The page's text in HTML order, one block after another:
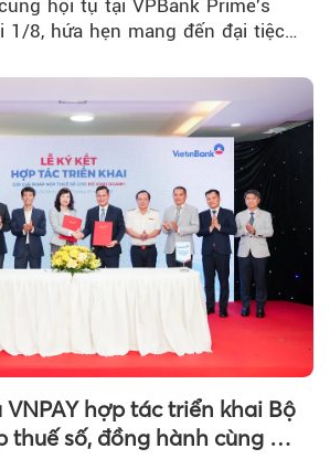
hội tụ tại VPBank Prime's
1/8, hứa hẹn mang đến đại tiệc
hợp tác triển khai Bộ
thuế số, đồng hành cùng hộ